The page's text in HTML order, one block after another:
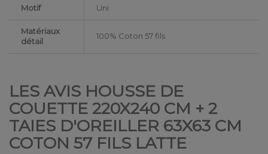
Motif Uni
Matériaux
détail
100% Coton 57 fils
LES AVIS HOUSSE DE
COUETTE 220X240 CM + 2
TAIES D'OREILLER 63X63 CM
COTON 57 FILS LATTE